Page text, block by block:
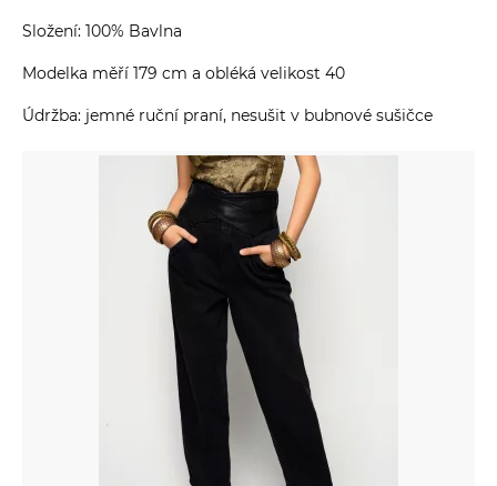
Složení: 100% Bavlna
Modelka měří 179 cm a obléká velikost 40
Údržba: jemné ruční praní, nesušit v bubnové sušičce